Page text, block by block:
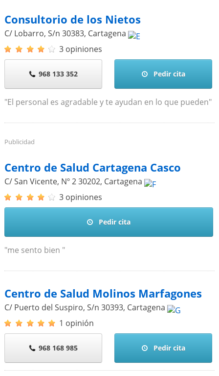
Consultorio de los Nietos
C/ Lobarro, S/n 30383, Cartagena
3 opiniones
968 133 352 Pedir cita
"El personal es agradable y te ayudan en lo que pueden"
Publicidad
Centro de Salud Cartagena Casco
C/ San Vicente, Nº 230202, Cartagena
3 opiniones
Pedir cita
"me sento bien "
Centro de Salud Molinos Marfagones
C/ Puerto del Suspiro, S/n 30393, Cartagena
1 opinión
968 168 985 Pedir cita